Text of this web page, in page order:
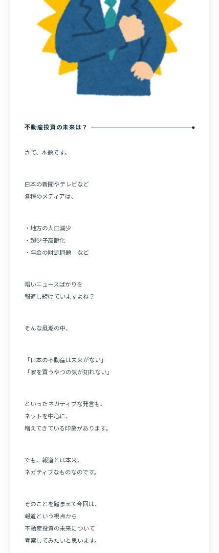
不動産投資の未来は？
さて、本題です。
日本の新聞やテレビなど
各種のメディアは、
・地方の人口減少
・超少子高齢化
・年金の財源問題 など
暗いニュースばかりを
報道し続けていますよね？
そんな風潮の中、
「日本の不動産は未来がない」
「家を買うやつの気が知れない」
といったネガティブな発言も、
ネットを中心に、
増えてきている印象があります。
でも、報道とは本来、
ネガティブなものなのです。
そのことを踏まえて今回は、
報道という視点から
不動産投資の未来について
考察してみたいと思います。